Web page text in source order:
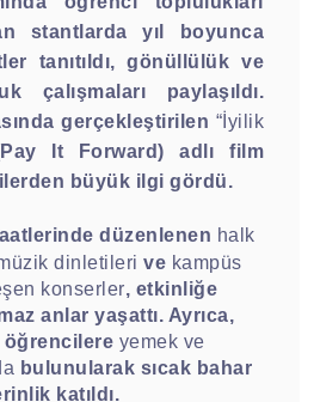
stantlarda yıl boyunca
tanıtıldı, gönüllülük ve
çalışmaları paylaşıldı.
gerçekleştirilen “İyilik
It Forward) adlı film
büyük ilgi gördü.
düzenlenen halk
dinletileri ve kampüs
konserler, etkinliğe
anlar yaşattı. Ayrıca,
yemek ve
bulunularak sıcak bahar
katıldı.